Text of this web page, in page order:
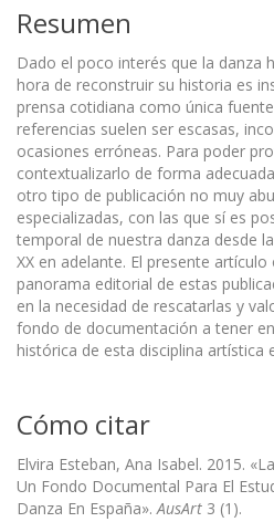
Resumen
Dado el poco interés que la danza
hora de reconstruir su historia es
prensa cotidiana como única
referencias suelen ser escasas,
ocasiones erróneas. Para poder
contextualizarlo de forma
otro tipo de publicación no muy
especializadas, con las que sí es
temporal de nuestra danza desde
XX en adelante. El presente
panorama editorial de estas
en la necesidad de rescatarlas y
fondo de documentación a tener
histórica de esta disciplina artística
Cómo citar
Elvira Esteban, Ana Isabel. 2015.
Un Fondo Documental Para El
Danza En España». AusArt 3 (1).